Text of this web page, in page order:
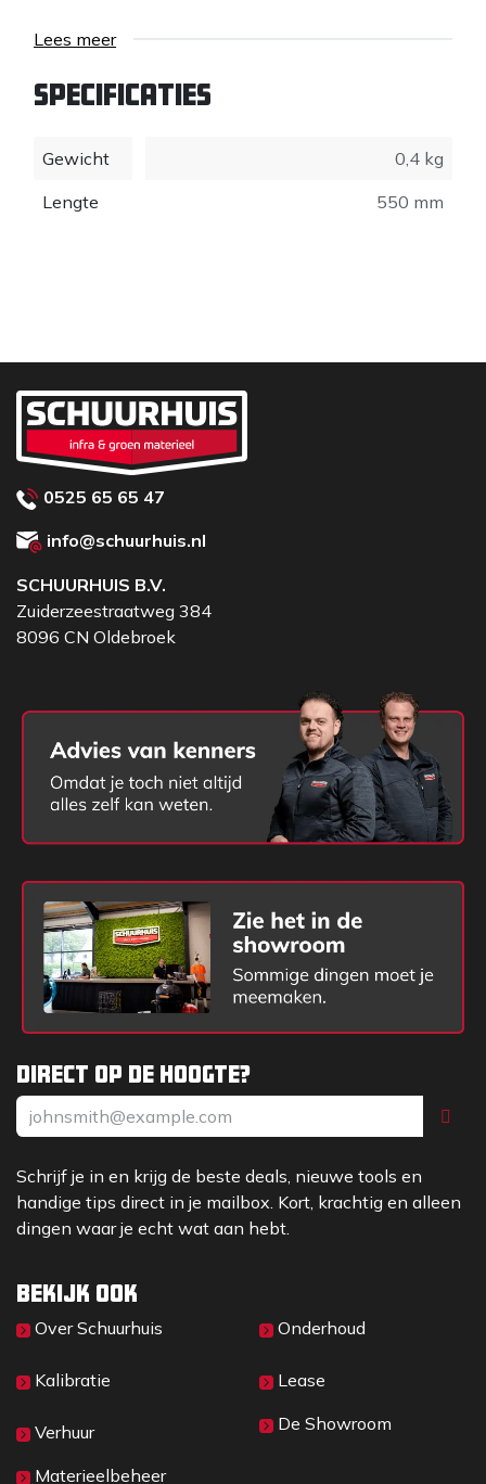
Lees meer
Specificaties
Gewicht
0,4 kg
Lengte
550 mm
Direct op de hoogte?
Schrijf je in en krijg de beste deals, nieuwe tools en
handige tips direct in je mailbox. Kort, krachtig en alleen
dingen waar je echt wat aan hebt.
Bekijk ook
Over Sc​huurhuis
Kalibratie
Verhuur
Materieelbeheer
Onderhoud
Lease
De Showroom
0525 65 65 47
info@schuurhuis.nl
SCHUURHUIS B.V.
Zuiderzeestraatweg 384
8096 CN Oldebroek